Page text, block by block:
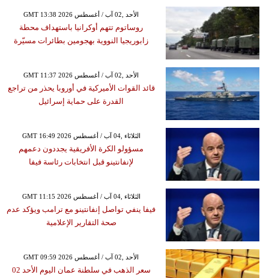
GMT 13:38 2026 الأحد ,02 آب / أغسطس
روساتوم تتهم أوكرانيا باستهداف محطة
زابوريجيا النووية بهجومين بطائرات مسيّرة
GMT 11:37 2026 الأحد ,02 آب / أغسطس
قائد القوات الأميركية في أوروبا يحذر من تراجع
القدرة على حماية إسرائيل
GMT 16:49 2026 الثلاثاء ,04 آب / أغسطس
مسؤولو الكرة الأفريقية يجددون دعمهم
لإنفانتينو قبل انتخابات رئاسة فيفا
GMT 11:15 2026 الثلاثاء ,04 آب / أغسطس
فيفا ينفي تواصل إنفانتينو مع ترامب ويؤكد عدم
صحة التقارير الإعلامية
GMT 09:59 2026 الأحد ,02 آب / أغسطس
سعر الذهب في سلطنة عمان اليوم الأحد 02